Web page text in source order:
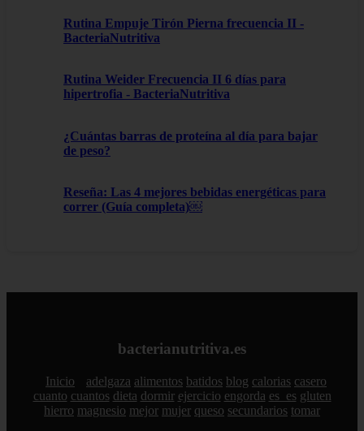
Rutina Empuje Tirón Pierna frecuencia II -
BacteriaNutritiva
Rutina Weider Frecuencia II 6 días para
hipertrofia - BacteriaNutritiva
¿Cuántas barras de proteína al día para bajar
de peso?
Reseña: Las 4 mejores bebidas energéticas para
correr (Guía completa)￼
bacterianutritiva.es
Inicio adelgaza alimentos batidos blog calorias casero
cuanto cuantos dieta dormir ejercicio engorda es_es gluten
hierro magnesio mejor mujer queso secundarios tomar